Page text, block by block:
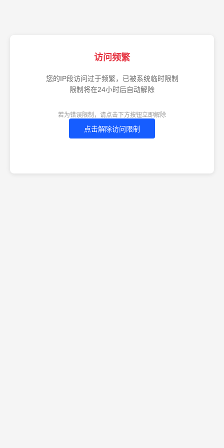
访问频繁
您的IP段访问过于频繁，已被系统临时限制
限制将在24小时后自动解除
若为错误限制，请点击下方按钮立即解除
点击解除访问限制